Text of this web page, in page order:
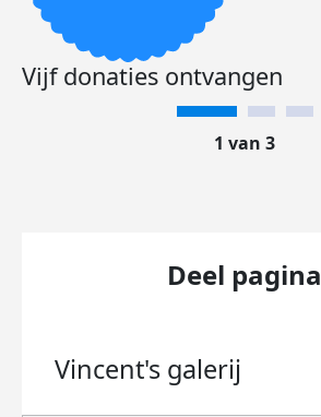
Vijf donaties ontvangen
1 van 3
Deel pagina
Vincent's galerij